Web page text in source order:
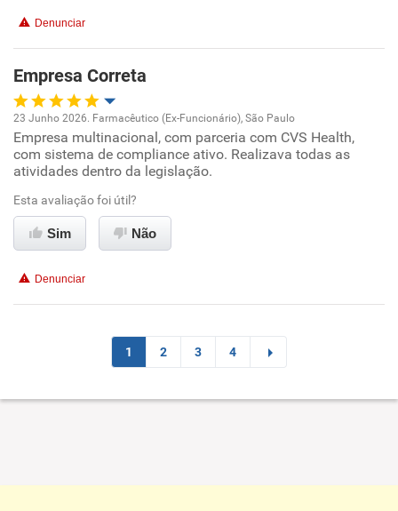
Não recomenda a diretoria
Denunciar
Empresa Correta
Oportunidade de promoção
Conciliação com a vida familiar
Recomenda a diretoria
23 Junho 2026. Farmacêutico (Ex-Funcionário), São Paulo
Empresa multinacional, com parceria com CVS Health,
com sistema de compliance ativo. Realizava todas as
atividades dentro da legislação.
Esta avaliação foi útil?
Sim Não
Denunciar
1 2 3 4